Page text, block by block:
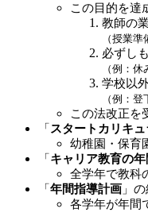
この目的を達
教師の
（授業
必ずし
（例：
学校以
（例：
この法改正を
「スタートカリキュ
幼稚園・保育
「キャリア教育の
全学年で教科
「年間指導計画 」
各学年が年間